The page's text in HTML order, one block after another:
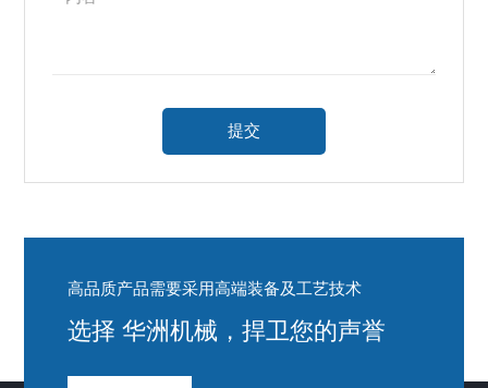
高品质产品需要采用高端装备及工艺技术
选择 华洲机械，捍卫您的声誉